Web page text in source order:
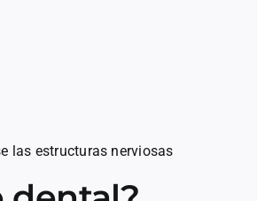
las estructuras nerviosas